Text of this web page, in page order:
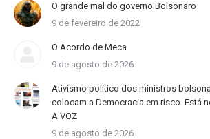
O grande mal do governo Bolsonaro
9 de fevereiro de 2022
O Acordo de Meca
9 de agosto de 2026
Ativismo político dos ministros
colocam a Democracia em risco. Está
A VOZ
9 de agosto de 2026